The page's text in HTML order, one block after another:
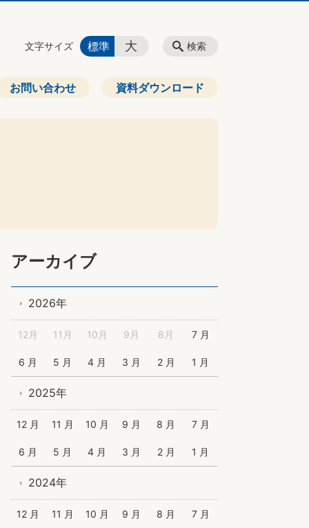
お問い合わせ 資料ダウンロード
検索
文字サイズ 標準 大
アーカイブ
2026年
12月 11月 10月 9月 8月 7 月
6 月 5 月 4 月 3 月 2 月 1 月
2025年
12 月 11 月 10 月 9 月 8 月 7 月
6 月 5 月 4 月 3 月 2 月 1 月
2024年
12 月 11 月 10 月 9 月 8 月 7 月